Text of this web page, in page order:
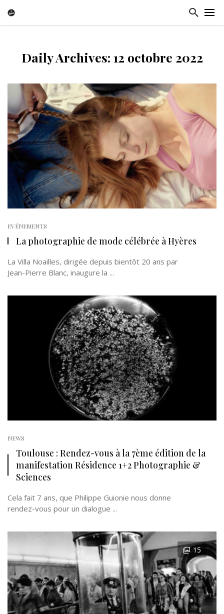
Daily Archives: 12 octobre 2022
EVÉNEMENTS
La photographie de mode célébrée à Hyères
La Villa Noailles, dirigée depuis bientôt 20 ans par
Jean-Pierre Blanc, inaugure la ...
NEWS
Toulouse : Rendez-vous à la 7ème édition de la
manifestation Résidence 1+2 Photographie &
Sciences
Cela fait 7 ans, que Philippe Guionie nous donne
rendez-vous pour un dialogue ...
15